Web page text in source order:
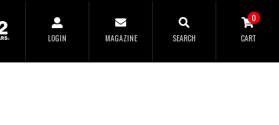
LOGIN MAGAZINE SEARCH
0
CART